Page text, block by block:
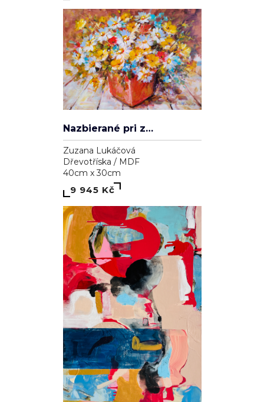
Nazbierané pri západe slnka
Zuzana Lukáčová
Dřevotříska / MDF
40cm x 30cm
9 945 Kč